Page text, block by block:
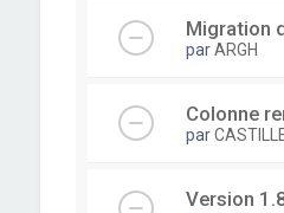
Migration
parARGH
Colonne
par
Version